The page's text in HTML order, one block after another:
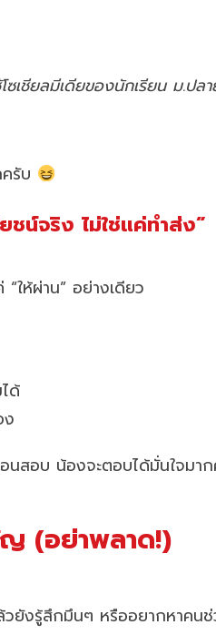
ซเชียลมีเดียของนักเรียน ม.ปล
รับ
ชน์จริง ไม่ใช่แค่ทำส่ง”
ให้ผ่าน” อย่างเดียว
ด้
ง
นสอบ น้องจะตอบได้มั่นใจมา
(อย่าพลาด!)
วยังรู้สึกมึนๆ หรืออยากหาคน